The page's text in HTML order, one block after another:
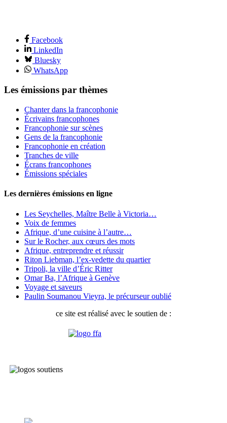
Facebook
LinkedIn
Bluesky
WhatsApp
Les émissions par thèmes
Chanter dans la francophonie
Écrivains francophones
Francophonie sur scènes
Gens de la francophonie
Francophonie en création
Tranches de ville
Écrans francophones
Émissions spéciales
Les dernières émissions en ligne
Les Seychelles, Maître Belle à Victoria…
Voix de femmes
Afrique, d’une cuisine à l’autre…
Sur le Rocher, aux cœurs des mots
Afrique, entreprendre et réussir
Riton Liebman, l’ex-vedette du quartier
Tripoli, la ville d’Éric Ritter
Omar Ba, l’Afrique à Genève
Voyage et saveurs
Paulin Soumanou Vieyra, le précurseur oublié
ce site est réalisé avec le soutien de :